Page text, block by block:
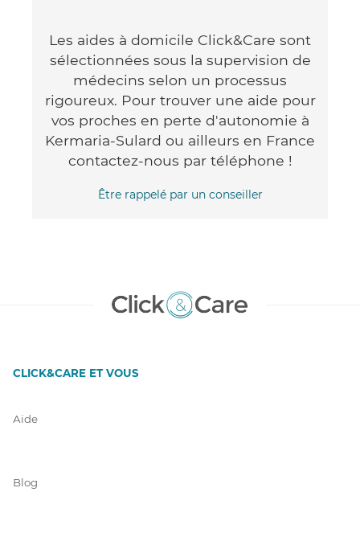
Les aides à domicile Click&Care sont
sélectionnées sous la supervision de
médecins selon un processus
rigoureux. Pour trouver une aide pour
vos proches en perte d'autonomie à
Kermaria-Sulard ou ailleurs en France
contactez-nous par téléphone !
Être rappelé par un conseiller
CLICK&CARE ET VOUS
Aide
Blog